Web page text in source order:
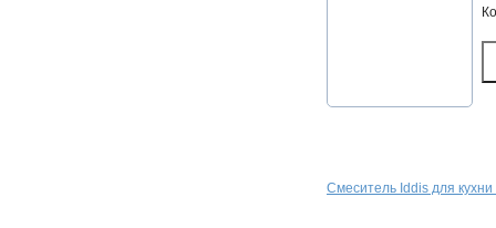
Смеситель Iddis для